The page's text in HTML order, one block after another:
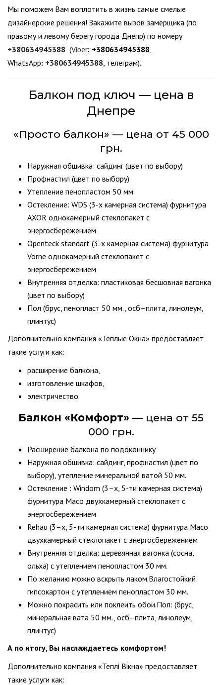
Мы поможем Вам воплотить в жизнь самые смелые
дизайнерские решения! Закажите вызов замерщика (по
правому и левому берегу города Днепр) по номеру
+380634945388 (Viber: +380634945388
WhatsApp: +380634945388 , телеграм).
Балкон под ключ — цена в
Днепре
«Просто балкон» — цена от 45 000
грн.
Наружная обшивка: сайдинг (цвет по выбору)
Профнастил (цвет по выбору)
Утепление пенопластом 50 мм
Остекление: WDS (3-х камерная система) фурнитура
AXOR однокамерный стеклопакет с
энергосбережением
Openteck standart (3-х камерная система) фурнитура
Vorne однокамерный стеклопакет с
энергосбережением
Внутренняя отделка: пластиковая бесшовная вагонка
(цвет по выбору)
Пол (брус, пенопласт 50 мм., осб–плита, линолеум,
плинтус)
Дополнительно компания «Теплые Окна» предоставляет
такие услуги как:
расширение балкона,
изготовление шкафов,
электричество.
Балкон «Комфорт» — цена от 55
000 грн.
Расширение балкона по подоконнику
Наружная обшивка: сайдинг, профнастил (цвет по
выбору), утепление минеральной ватой 50 мм.
Остекление : Windom (3–х, 5-ти камерная система)
фурнитура Maco двухкамерный стеклопакет с
энергосбережением
Rehau (3–х, 5-ти камерная система) фурнитура Maco
двухкамерный стеклопакет с энергосбережением
Внутренняя отделка: деревянная вагонка (сосна,
ольха) с утеплением пенопластом 30 мм.
По желанию можно вскрыть лаком.Влагостойкий
гипсокартон с утеплением пенопластом 30 мм.
Можно покрасить или поклеить обои.Пол: (брус,
минеральная вата 50 мм., осб–плита, линолеум,
плинтус)
А по итогу, Вы наслаждаетесь комфортом!
Дополнительно компания «Теплі Вікна» предоставляет
такие услуги как: